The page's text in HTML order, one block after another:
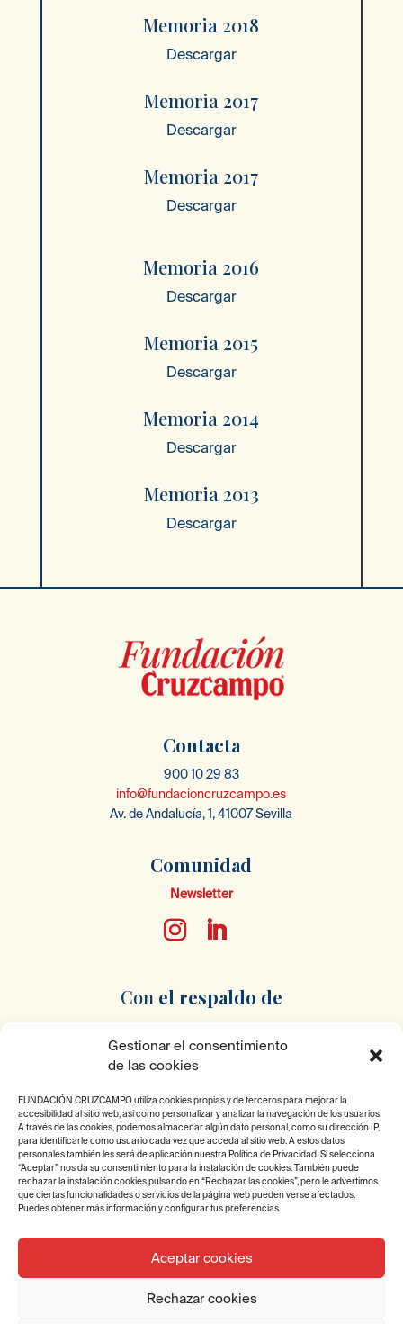
Gestionar el consentimiento
de las cookies
FUNDACIÓN CRUZCAMPO utiliza cookies propias y de terceros para mejorar la
accesibilidad al sitio web, así como personalizar y analizar la navegación de los usuarios.
A través de las cookies, podemos almacenar algún dato personal, como su dirección IP,
para identificarle como usuario cada vez que acceda al sitio web. A estos datos
personales también les será de aplicación nuestra Política de Privacidad. Si selecciona
“Aceptar” nos da su consentimiento para la instalación de cookies. También puede
rechazar la instalación cookies pulsando en “Rechazar las cookies”, pero le advertimos
que ciertas funcionalidades o servicios de la página web pueden verse afectados.
Puedes obtener más información y configurar tus preferencias.
Aceptar cookies
Rechazar cookies
Memoria 2018
Descargar
Memoria 2017
Descargar
Memoria 2017
Descargar
Memoria 2016
Descargar
Memoria 2015
Descargar
Memoria 2014
Descargar
Memoria 2013
Descargar
Contacta
900 10 29 83
info@fundacioncruzcampo.es
Av. de Andalucía, 1, 41007 Sevilla
Comunidad
Newsletter
Con el respaldo de
Pertenecemosa